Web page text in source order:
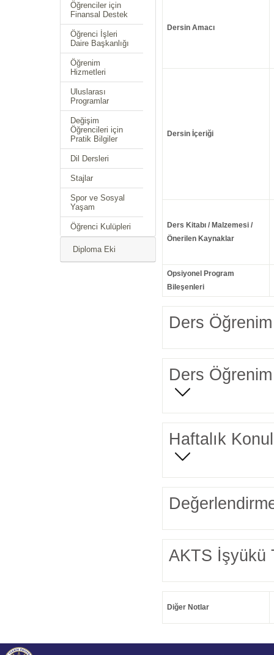
Öğrenciler için
Finansal Destek
Öğrenci İşleri
Daire Başkanlığı
Öğrenim
Hizmetleri
Uluslarası
Programlar
Değişim
Öğrencileri için
Pratik Bilgiler
Dil Dersleri
Stajlar
Spor ve Sosyal
Yaşam
Öğrenci Kulüpleri
Diploma Eki
Dersin Amacı
Dersin İçeriği
Ders Kitabı / Malzemesi /
Önerilen Kaynaklar
Opsiyonel Program
Bileşenleri
Ders Öğrenim
Ders Öğrenim
Haftalık
AKTS İşyükü
Diğer Notlar